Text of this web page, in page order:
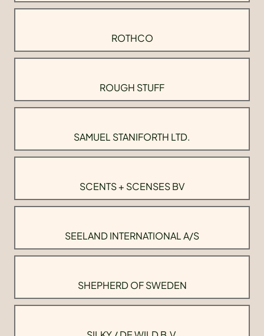
ROTHCO
ROUGH STUFF
SAMUEL STANIFORTH LTD.
SCENTS + SCENSES BV
SEELAND INTERNATIONAL A/S
SHEPHERD OF SWEDEN